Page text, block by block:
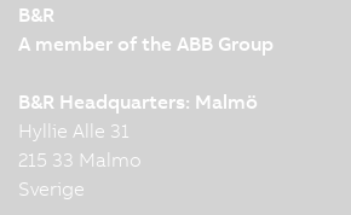
B&R
A member of the ABB Group
B&R Headquarters: Malmö
Hyllie Alle 31
215 33 Malmo
Sverige